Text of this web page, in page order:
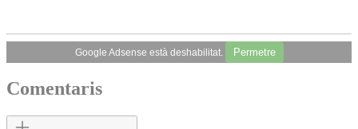
Google Adsense està deshabilitat. Permetre
Comentaris